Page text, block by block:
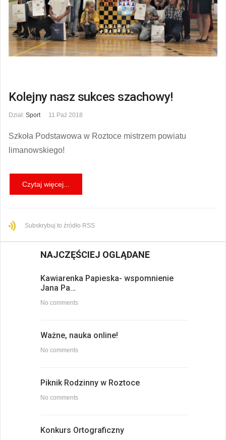
Kolejny nasz sukces szachowy!
Dział: Sport 11 Paź 2018
Szkoła Podstawowa w Roztoce mistrzem powiatu
limanowskiego!
Czytaj więcej...
Subskrybuj to źródło RSS
NAJCZĘŚCIEJ OGLĄDANE
Kawiarenka Papieska- wspomnienie
Jana Pa…
No comments
Ważne, nauka online!
No comments
Piknik Rodzinny w Roztoce
No comments
Konkurs Ortograficzny